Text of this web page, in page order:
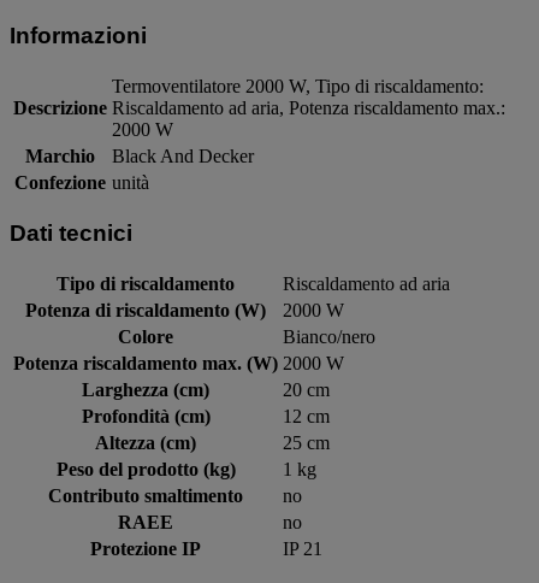
Informazioni
Descrizione
Termoventilatore 2000 W, Tipo di riscaldamento:
Riscaldamento ad aria, Potenza riscaldamento max.:
2000 W
Marchio
Black And Decker
Confezione unità
Dati tecnici
Tipo di riscaldamento
Riscaldamento ad aria
Potenza di riscaldamento (W)
2000 W
Colore
Bianco/nero
Potenza riscaldamento max. (W) 2000 W
Larghezza (cm)
20 cm
Profondità (cm)
12 cm
Altezza (cm)
25 cm
Peso del prodotto (kg)
1 kg
Contributo smaltimento
no
RAEE
no
Protezione IP
IP 21